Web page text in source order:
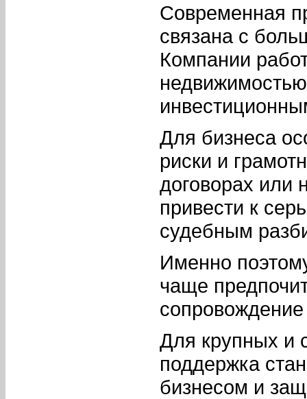
Современная
связана с
Компании
Для бизнеса
риски и
договорах или
привести к
судебным
Именно
чаще
Для крупных и
поддержка
бизнесом и